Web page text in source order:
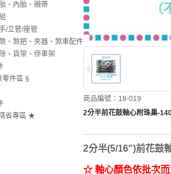
商品編號：18-019
2分半前花鼓軸心附珠巢-
2分半(5/16")前花鼓
☆ 軸心顏色依批次
、內胎、襯帶
/立管/座管
、煞把、夾器、煞車配件
、貨架、停車架
零件區 §
省專區 ★